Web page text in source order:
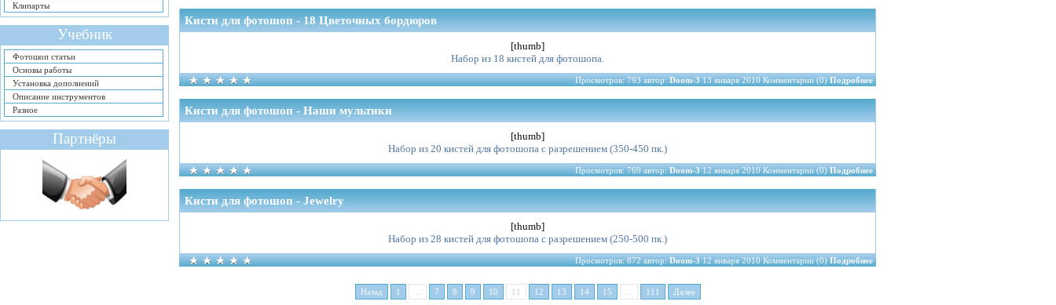
Клипарты
Учебник
Фотошоп статьи
Основы работы
Установка дополнений
Описание инструментов
Разное
Партнёры
Кисти для фотошоп - 18 Цветочных бордюров
[thumb]
Набор из 18 кистей для фотошопа.
Просмотров: 793 автор:Doom-313 января 2010 Комментарии (0)Подробнее
Кисти для фотошоп - Наши мультики
[thumb]
Набор из 20 кистей для фотошопа с разрешением (350-450 пк.)
Просмотров: 769 автор:Doom-312 января 2010 Комментарии (0)Подробнее
Кисти для фотошоп - Jewelry
[thumb]
Набор из 28 кистей для фотошопа с разрешением (250-500 пк.)
Просмотров: 872 автор:Doom-312 января 2010 Комментарии (0)Подробнее
Назад 1 7 8 9 10 11 12 13 14 15 111 Далее